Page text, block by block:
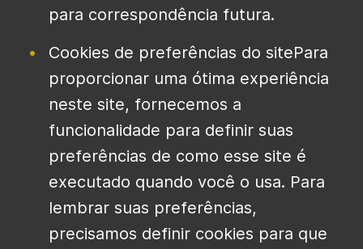
para correspondência futura.
Cookies de preferências do sitePara
proporcionar uma ótima experiência
neste site, fornecemos a
funcionalidade para definir suas
preferências de como esse site é
executado quando você o usa. Para
lembrar suas preferências,
precisamos definir cookies para que